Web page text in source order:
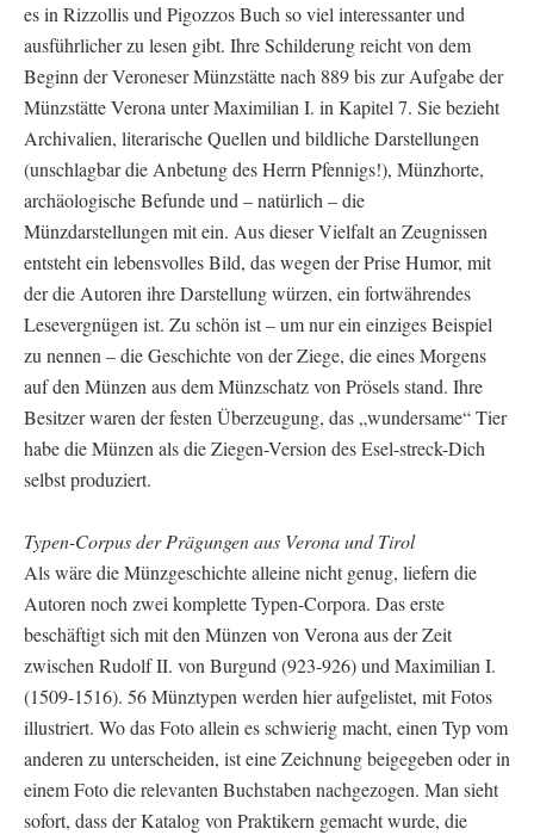
es in Rizzollis und Pigozzos Buch so viel interessanter und
ausführlicher zu lesen gibt. Ihre Schilderung reicht von dem
Beginn der Veroneser Münzstätte nach 889 bis zur Aufgabe der
Münzstätte Verona unter Maximilian I. in Kapitel 7. Sie bezieht
Archivalien, literarische Quellen und bildliche Darstellungen
(unschlagbar die Anbetung des Herrn Pfennigs!), Münzhorte,
archäologische Befunde und – natürlich – die
Münzdarstellungen mit ein. Aus dieser Vielfalt an Zeugnissen
entsteht ein lebensvolles Bild, das wegen der Prise Humor, mit
der die Autoren ihre Darstellung würzen, ein fortwährendes
Lesevergnügen ist. Zu schön ist – um nur ein einziges Beispiel
zu nennen – die Geschichte von der Ziege, die eines Morgens
auf den Münzen aus dem Münzschatz von Prösels stand. Ihre
Besitzer waren der festen Überzeugung, das „wundersame“ Tier
habe die Münzen als die Ziegen-Version des Esel-streck-Dich
selbst produziert.
Typen-Corpus der Prägungen aus Verona und Tirol
Als wäre die Münzgeschichte alleine nicht genug, liefern die
Autoren noch zwei komplette Typen-Corpora. Das erste
beschäftigt sich mit den Münzen von Verona aus der Zeit
zwischen Rudolf II. von Burgund (923-926) und Maximilian I.
(1509-1516). 56 Münztypen werden hier aufgelistet, mit Fotos
illustriert. Wo das Foto allein es schwierig macht, einen Typ vom
anderen zu unterscheiden, ist eine Zeichnung beigegeben oder in
einem Foto die relevanten Buchstaben nachgezogen. Man sieht
sofort, dass der Katalog von Praktikern gemacht wurde, die